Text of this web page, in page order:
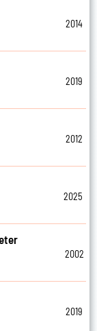
2014
2019
2012
2025
2002
2019